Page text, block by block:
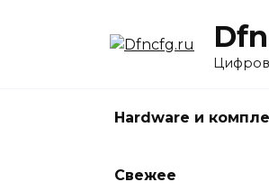
Hardware и
Свежее